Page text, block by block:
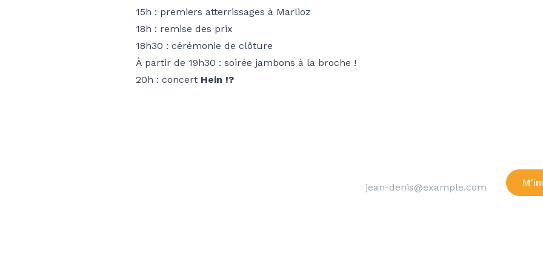
15h : premiers atterrissages à Marlioz
18h : remise des prix
18h30 : cérémonie de clôture
À partir de 19h30 : soirée jambons à la broche !
20h : concert Hein !?